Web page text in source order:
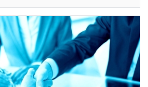
учун тадбиркорларга беришни